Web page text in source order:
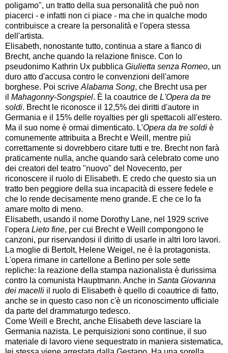
poligamo", un tratto della sua personalità che può non
piacerci - e infatti non ci piace - ma che in qualche modo
contribuisce a creare la personalità e l'opera stessa
dell'artista.
Elisabeth, nonostante tutto, continua a stare a fianco di
Brecht, anche quando la relazione finisce. Con lo
pseudonimo Kathrin Ux pubblica Giulietta senza Romeo, un
duro atto d'accusa contro le convenzioni dell'amore
borghese. Poi scrive Alabama Song, che Brecht usa per
il Mahagonny-Songspiel. È la coautrice de L'Opera da tre
soldi. Brecht le riconosce il 12,5% dei diritti d'autore in
Germania e il 15% delle royalties per gli spettacoli all'estero.
Ma il suo nome è ormai dimenticato. L'Opera da tre soldi è
comunemente attribuita a Brecht e Weill, mentre più
correttamente si dovrebbero citare tutti e tre. Brecht non farà
praticamente nulla, anche quando sarà celebrato come uno
dei creatori del teatro "nuovo" del Novecento, per
riconoscere il ruolo di Elisabeth. E credo che questo sia un
tratto ben peggiore della sua incapacità di essere fedele e
che lo rende decisamente meno grande. E che ce lo fa
amare molto di meno.
Elisabeth, usando il nome Dorothy Lane, nel 1929 scrive
l'opera Lieto fine, per cui Brecht e Weill compongono le
canzoni, pur riservandosi il diritto di usarle in altri loro lavori.
La moglie di Bertolt, Helene Weigel, ne è la protagonista.
L'opera rimane in cartellone a Berlino per sole sette
repliche: la reazione della stampa nazionalista è durissima
contro la comunista Hauptmann. Anche in Santa Giovanna
dei macelli il ruolo di Elisabeth è quello di coautrice di fatto,
anche se in questo caso non c'è un riconoscimento ufficiale
da parte del drammaturgo tedesco.
Come Weill e Brecht, anche Elisabeth deve lasciare la
Germania nazista. Le perquisizioni sono continue, il suo
materiale di lavoro viene sequestrato in maniera sistematica,